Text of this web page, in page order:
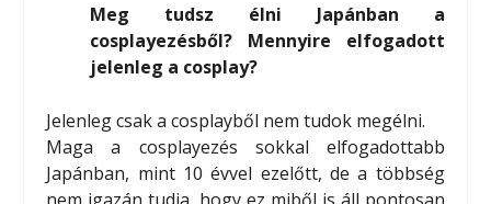
Meg tudsz élni Japánban a
cosplayezésből? Mennyire elfogadott
jelenleg a cosplay?
Jelenleg csak a cosplayből nem tudok megélni.
Maga a cosplayezés sokkal elfogadottabb
Japánban, mint 10 évvel ezelőtt, de a többség